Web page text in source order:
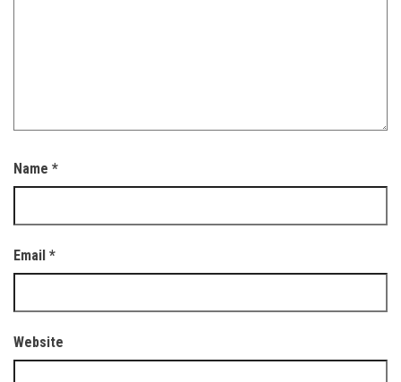
Name *
Email *
Website